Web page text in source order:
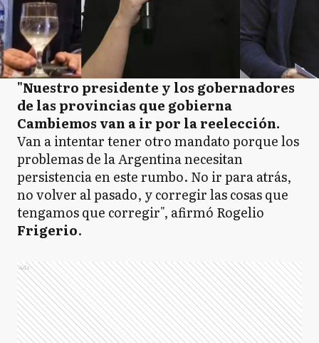
"Nuestro presidente y los gobernadores
de las provincias que gobierna
Cambiemos van a ir por la reelección.
Van a intentar tener otro mandato porque los
problemas de la Argentina necesitan
persistencia en este rumbo. No ir para atrás,
no volver al pasado, y corregir las cosas que
tengamos que corregir", afirmó Rogelio
Frigerio.
Ads